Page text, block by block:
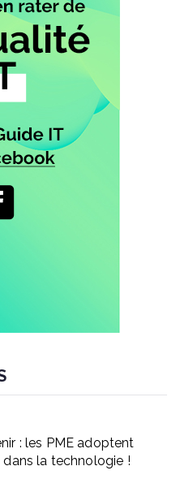
: les PME adoptent
dans la technologie !